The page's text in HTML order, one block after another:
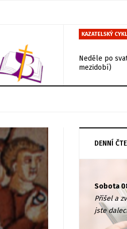
KAZATELSKÝ
Neděle po
mezidobí)
DENNÍ
Sobota
Přišel a
jste